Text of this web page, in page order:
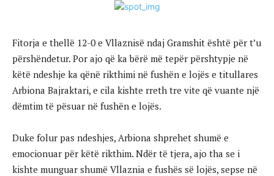
Fitorja e thellë 12-0 e Vllaznisë ndaj Gramshit është për t’u
përshëndetur. Por ajo që ka bërë më tepër përshtypje në
këtë ndeshje ka qënë rikthimi në fushën e lojës e titullares
Arbiona Bajraktari, e cila kishte rreth tre vite që vuante një
dëmtim të pësuar në fushën e lojës.
Duke folur pas ndeshjes, Arbiona shprehet shumë e
emocionuar për këtë rikthim. Ndër të tjera, ajo tha se i
kishte munguar shumë Vllaznia e fushës së lojës, sepse në